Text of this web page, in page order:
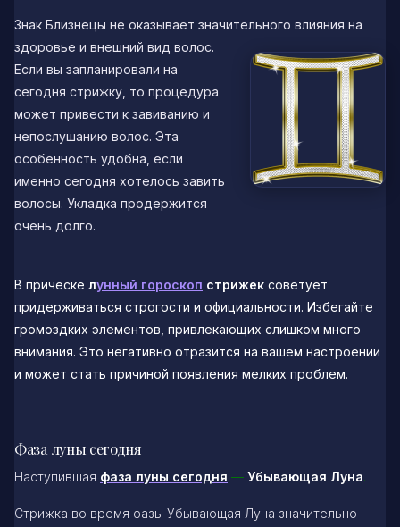
Знак Близнецы не оказывает значительного влияния на
здоровье и внешний вид волос.
Если вы запланировали на
сегодня стрижку, то процедура
может привести к завиванию и
непослушанию волос. Эта
особенность удобна, если
именно сегодня хотелось завить
волосы. Укладка продержится
очень долго.
В прическе лунный гороскоп стрижек советует
придерживаться строгости и официальности. Избегайте
громоздких элементов, привлекающих слишком много
внимания. Это негативно отразится на вашем настроении
и может стать причиной появления мелких проблем.
Фаза луны сегодня
Наступившая фаза луны сегодня — Убывающая Луна.
Стрижка во время фазы Убывающая Луна значительно